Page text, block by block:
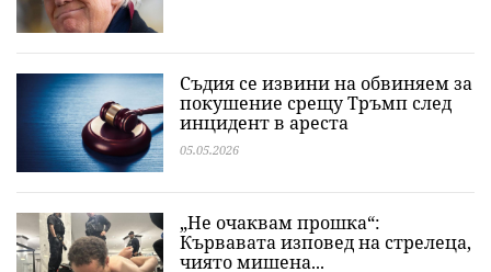
Съдия се извини на обвиняем за
покушение срещу Тръмп след
инцидент в ареста
05.05.2026
„Не очаквам прошка“:
Кървавата изповед на стрелеца,
чиято мишена...